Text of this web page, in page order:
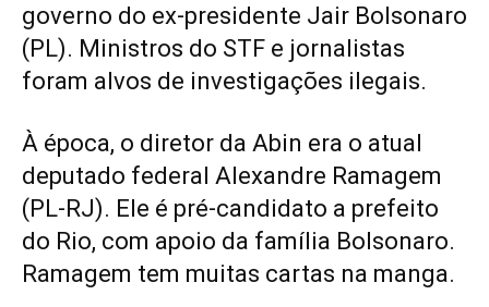
governo do ex-presidente Jair Bolsonaro
(PL). Ministros do STF e jornalistas
foram alvos de investigações ilegais.
À época, o diretor da Abin era o atual
deputado federal Alexandre Ramagem
(PL-RJ). Ele é pré-candidato a prefeito
do Rio, com apoio da família Bolsonaro.
Ramagem tem muitas cartas na manga.